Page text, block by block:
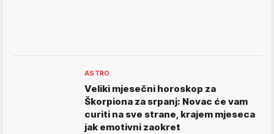
ASTRO
Veliki mjesečni horoskop za
Škorpiona za srpanj: Novac će vam
curiti na sve strane, krajem mjeseca
jak emotivni zaokret